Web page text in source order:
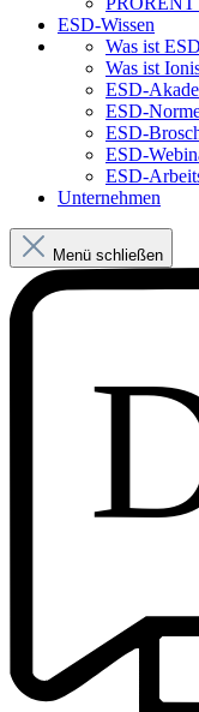
ESD-Wissen
Was ist
Was ist
ESD-
ESD-
ESD-
ESD-
ESD-
Unternehmen
Menü schließen